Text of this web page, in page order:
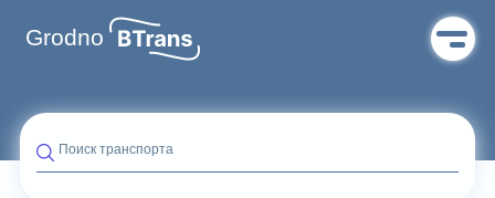
Grodno
Поиск транспорта